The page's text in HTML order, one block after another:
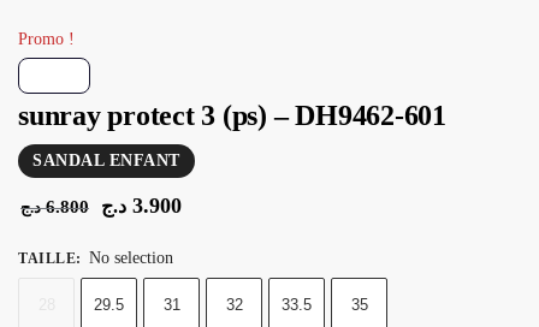
Promo !
sunray protect 3 (ps) – DH9462-601
SANDAL ENFANT
6.800 د.ج 3.900 د.ج
TAILLE: No selection
29.5 31 32 33.5 35